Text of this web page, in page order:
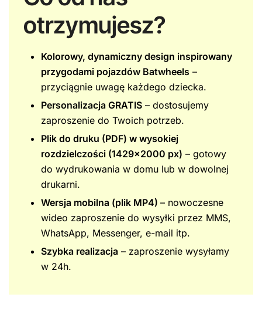
otrzymujesz?
Kolorowy, dynamiczny design inspirowany
przygodami pojazdów Batwheels –
przyciągnie uwagę każdego dziecka.
Personalizacja GRATIS – dostosujemy
zaproszenie do Twoich potrzeb.
Plik do druku (PDF) w wysokiej
rozdzielczości (1429×2000 px) – gotowy
do wydrukowania w domu lub w dowolnej
drukarni.
Wersja mobilna (plik MP4) – nowoczesne
wideo zaproszenie do wysyłki przez MMS,
WhatsApp, Messenger, e-mail itp.
Szybka realizacja – zaproszenie wysyłamy
w 24h.